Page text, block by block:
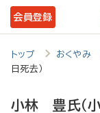
メ
イ
会員登録
トップ おくやみ
日死去）
小林 豊氏（